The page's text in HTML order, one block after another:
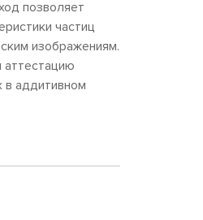
позволяет
частиц
изображениям.
аттестацию
в аддитивном